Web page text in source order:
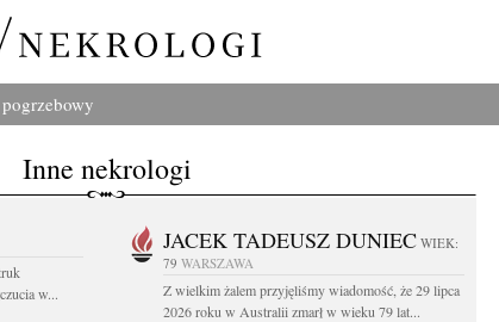
Inne nekrologi
w...
JACEK TADEUSZ DUNIEC WIEK:
79 WARSZAWA
Z wielkim żalem przyjęliśmy wiadomość, że 29 lipca
2026 roku w Australii zmarł w wieku 79 lat...